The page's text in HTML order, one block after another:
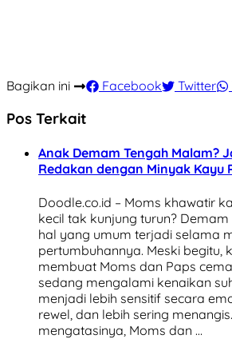
Bagikan ini Facebook Twitter
Pos Terkait
Anak Demam Tengah Malam?
Redakan dengan Minyak Kayu
Doodle.co.id – Moms khawatir
kecil tak kunjung turun?
hal yang umum terjadi selama
pertumbuhannya. Meski begitu,
membuat Moms dan Paps
sedang mengalami kenaikan
menjadi lebih sensitif secara
rewel, dan lebih sering
mengatasinya, Moms dan …